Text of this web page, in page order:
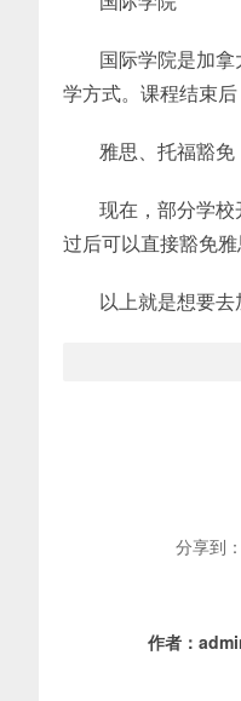
国际学院是加
学方式。课程结束
雅思、托福豁免
现在，部分学
过后可以直接豁免雅
以上就是想要
分享到：
作者：